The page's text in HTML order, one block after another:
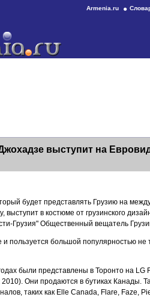
Armenia.ru
выступит на
будет представлять Грузию на
выступит в костюме от грузинского
Грузия" Общественный вещатель
и пользуется большой популярностью не
были представлены в Торонто на LG
Они продаются в бутиках Канады.
таких как Elle Canada, Flare, Faze,